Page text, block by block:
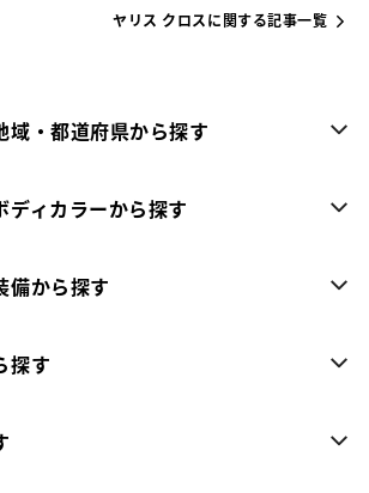
ヤリス クロスに関する記事一覧
域・都道府県から探す
ディカラーから探す
備から探す
探す